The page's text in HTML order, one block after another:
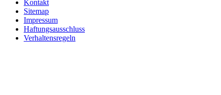
Kontakt
Sitemap
Impressum
Haftungsausschluss
Verhaltensregeln